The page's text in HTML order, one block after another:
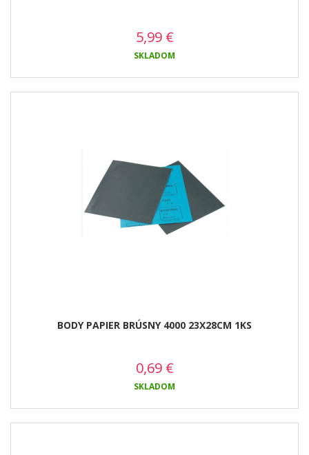
5,99 €
SKLADOM
BODY PAPIER BRÚSNY 4000 23X28CM 1KS
0,69 €
SKLADOM